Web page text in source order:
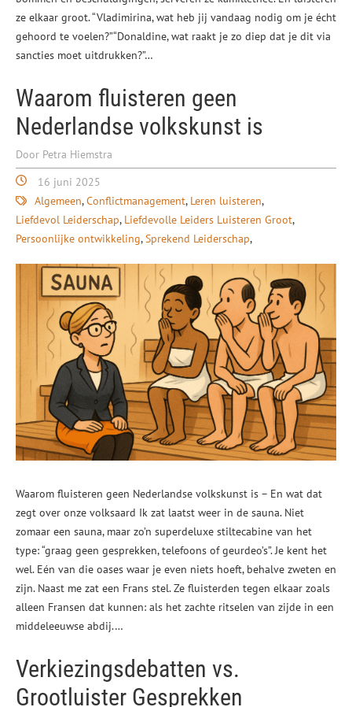
ze elkaar groot. “Vladimirina, wat heb jij vandaag nodig om je écht
gehoord te voelen?”“Donaldine, wat raakt je zo diep dat je dit via
sancties moet uitdrukken?”…
Waarom fluisteren geen
Nederlandse volkskunst is
Door Petra Hiemstra
16 juni 2025
Algemeen Conflictmanagement Leren luisteren
Liefdevol Leiderschap Liefdevolle Leiders Luisteren Groot
Persoonlijke ontwikkeling Sprekend Leiderschap
Waarom fluisteren geen Nederlandse volkskunst is – En wat dat
zegt over onze volksaard Ik zat laatst weer in de sauna. Niet
zomaar een sauna, maar zo’n superdeluxe stiltecabine van het
type: “graag geen gesprekken, telefoons of geurdeo’s”. Je kent het
wel. Eén van die oases waar je even niets hoeft, behalve zweten en
zijn. Naast me zat een Frans stel. Ze fluisterden tegen elkaar zoals
alleen Fransen dat kunnen: als het zachte ritselen van zijde in een
middeleeuwse abdij.…
Verkiezingsdebatten vs.
Grootluister Gesprekken